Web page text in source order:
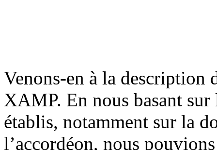
Venons-en à la description
XAMP. En nous basant sur
établis, notamment sur la
l’accordéon, nous